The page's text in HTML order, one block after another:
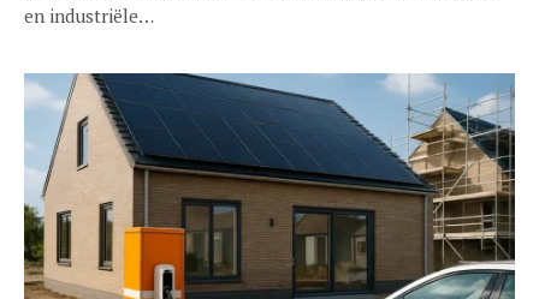
en industriële…